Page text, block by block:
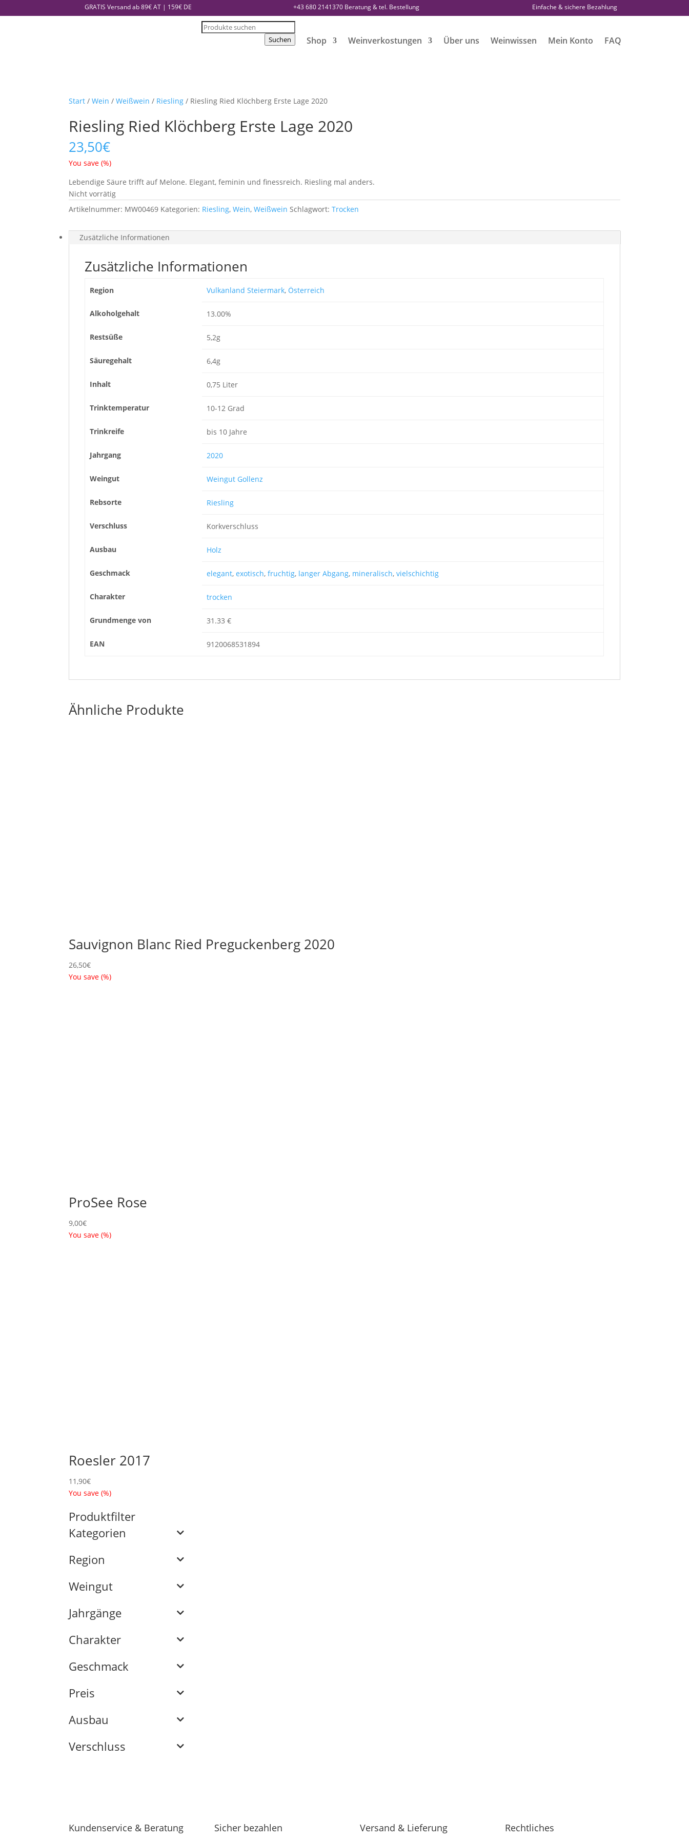
GRATIS Versand ab 89€ AT | 159€ DE +43 680 2141370 Beratung & tel. Bestellung Einfache & sichere Bezahlung
Products
search
Suchen Shop Weinverkostungen Über uns Weinwissen Mein Konto FAQ
Start /Wein /Weißwein / Riesling / Riesling Ried Klöchberg Erste Lage 2020
Riesling Ried Klöchberg Erste Lage 2020
23,50€
You save(%)
Lebendige Säure trifft auf Melone. Elegant, feminin und finessreich. Riesling mal anders.
Nicht vorrätig
Artikelnummer: MW00469 Kategorien: Riesling,Wein,Weißwein Schlagwort:Trocken
Zusätzliche Informationen
Zusätzliche Informationen
Region Vulkanland Steiermark, Österreich
Alkoholgehalt 13.00%
Restsüße 5,2g
Säuregehalt 6,4g
Inhalt 0,75 Liter
Trinktemperatur 10-12 Grad
Trinkreife bis 10 Jahre
Jahrgang 2020
Weingut Weingut Gollenz
Rebsorte Riesling
Verschluss Korkverschluss
Ausbau Holz
Geschmack elegant, exotisch, fruchtig, langer Abgang, mineralisch, vielschichtig
Charakter trocken
Grundmenge von 31.33 €
EAN 9120068531894
Ähnliche Produkte
Sauvignon Blanc Ried Preguckenberg 2020
26,50€
You save(%)
ProSee Rose
9,00€
You save(%)
Roesler 2017
11,90€
You save(%)
Produktfilter
Kategorien
Region
Weingut
Jahrgänge
Charakter
Geschmack
Preis
Ausbau
Verschluss
Kundenservice & Beratung Sicher bezahlen Versand & Lieferung Rechtliches